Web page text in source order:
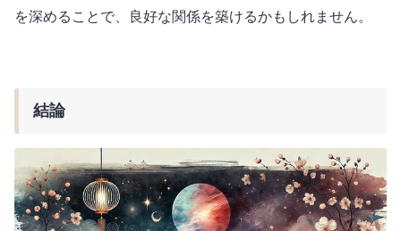
を深めることで、良好な関係を築けるかもしれません。
結論